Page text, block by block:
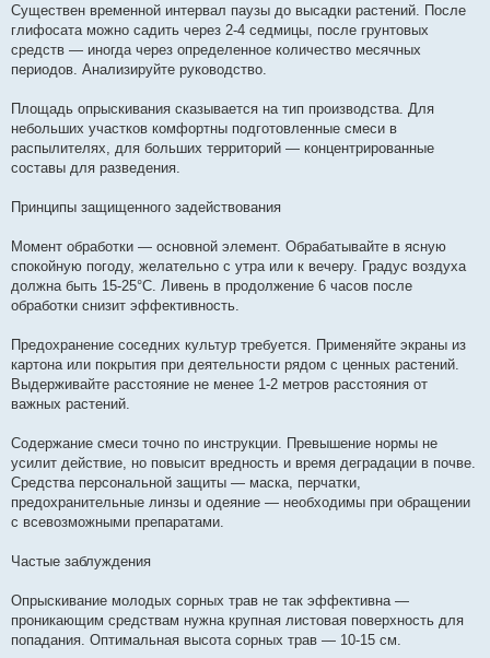
Существен временной интервал паузы до высадки растений. После
глифосата можно садить через 2-4 седмицы, после грунтовых
средств — иногда через определенное количество месячных
периодов. Анализируйте руководство.
Площадь опрыскивания сказывается на тип производства. Для
небольших участков комфортны подготовленные смеси в
распылителях, для больших территорий — концентрированные
составы для разведения.
Принципы защищенного задействования
Момент обработки — основной элемент. Обрабатывайте в ясную
спокойную погоду, желательно с утра или к вечеру. Градус воздуха
должна быть 15-25°C. Ливень в продолжение 6 часов после
обработки снизит эффективность.
Предохранение соседних культур требуется. Применяйте экраны из
картона или покрытия при деятельности рядом с ценных растений.
Выдерживайте расстояние не менее 1-2 метров расстояния от
важных растений.
Содержание смеси точно по инструкции. Превышение нормы не
усилит действие, но повысит вредность и время деградации в почве.
Средства персональной защиты — маска, перчатки,
предохранительные линзы и одеяние — необходимы при обращении
с всевозможными препаратами.
Частые заблуждения
Опрыскивание молодых сорных трав не так эффективна —
проникающим средствам нужна крупная листовая поверхность для
попадания. Оптимальная высота сорных трав — 10-15 см.